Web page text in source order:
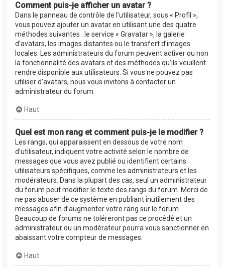
Comment puis-je afficher un avatar ?
Dans le panneau de contrôle de l’utilisateur, sous « Profil »,
vous pouvez ajouter un avatar en utilisant une des quatre
méthodes suivantes : le service « Gravatar », la galerie
d’avatars, les images distantes ou le transfert d’images
locales. Les administrateurs du forum peuvent activer ou non
la fonctionnalité des avatars et des méthodes qu’ils veuillent
rendre disponible aux utilisateurs. Si vous ne pouvez pas
utiliser d’avatars, nous vous invitons à contacter un
administrateur du forum.
Haut
Quel est mon rang et comment puis-je le modifier ?
Les rangs, qui apparaissent en dessous de votre nom
d’utilisateur, indiquent votre activité selon le nombre de
messages que vous avez publié ou identifient certains
utilisateurs spécifiques, comme les administrateurs et les
modérateurs. Dans la plupart des cas, seul un administrateur
du forum peut modifier le texte des rangs du forum. Merci de
ne pas abuser de ce système en publiant inutilement des
messages afin d’augmenter votre rang sur le forum.
Beaucoup de forums ne toléreront pas ce procédé et un
administrateur ou un modérateur pourra vous sanctionner en
abaissant votre compteur de messages.
Haut